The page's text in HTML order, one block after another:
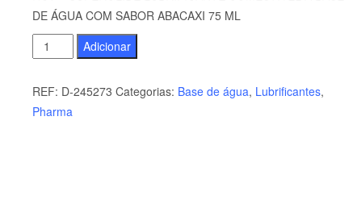
DE ÁGUA COM SABOR ABACAXI 75 ML
Quantidade
de
HOT
-
Adicionar
REF: D-245273 Categorias: Base de água, Lubrificantes,
Pharma